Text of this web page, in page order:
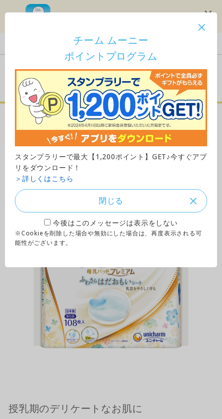
ご購入はこちら
チーム ムーニー
ポイントプログラム
スタンプラリーで最大【1,200ポイント】GET♪今すぐアプ
リをダウンロード！
＞詳しくはこちら
閉じる
今後はこのメッセージは表示をしない
※Cookieを削除した場合や無効にした場合は、再度表示される可
能性がございます。
ムーニー 母乳パッドプレミ
アム
授乳期のデリケートなお肌に